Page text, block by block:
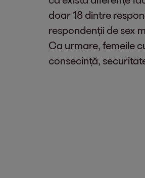
doar 18 dintre
respondenții de sex
Ca urmare, femeile
consecință,